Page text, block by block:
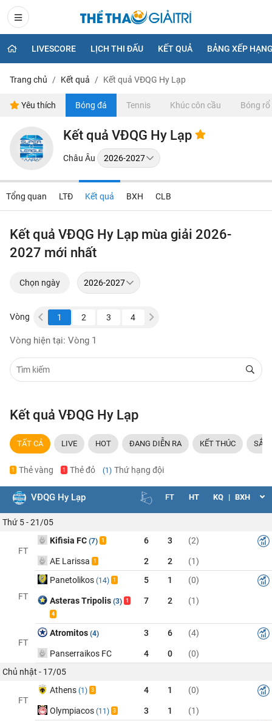
LIVESCORE LỊCH THI ĐẤU KẾT QUẢ BẢNG XẾP
Trang chủ Kết quả Kết quả VĐQG Hy Lạp
Yêu thích Bóng đá Tennis Khúc côn cầu Bóng rổ
Kết quả VĐQG Hy Lạp
Châu Âu
Tổng quan LTĐ Kết quả BXH CLB
Kết quả VĐQG Hy Lạp mùa giải 2026-
2027 mới nhất
Chọn ngày
Vòng
25 26 1 2 3 4
Vòng hiện tại: Vòng 1
Kết quả VĐQG Hy Lạp
TẤT CẢ LIVE HOT ĐANG DIỄN RA KẾT THÚC SẮP
1 Thẻ vàng 1 Thẻ đỏ (1) Thứ hạng đội
VĐQG Hy Lạp FT HT KQ | BXH
Thứ 5 - 21/05
FT
Kifisia FC (7) 1 6 3 (2)
AE Larissa 1 2 2 (1)
FT
Panetolikos (14) 1 5 1 (0)
Asteras Tripolis (3) 1
4
7 2 (1)
FT
Atromitos (4) 3 6 (4)
Panserraikos FC 4 0
(0)
Chủ nhật - 17/05
FT
Athens (1) 3 4 1 (0)
Olympiacos (11) 3 3 1 (1)